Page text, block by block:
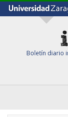
Boletín diario